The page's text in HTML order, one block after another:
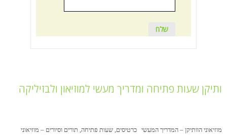
ותיקן שעות פתיחה ומדריך מעשי למוזיאון ולבזיליקה
מוזיאוני הוותיקן – המדריך המעשי כרטיסים, שעות פתיחה, תורים וסיורים – מוזיאוני